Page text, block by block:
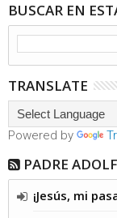
BUSCAR EN
TRANSLATE
Powered by
PADRE
¡Jesús, mi